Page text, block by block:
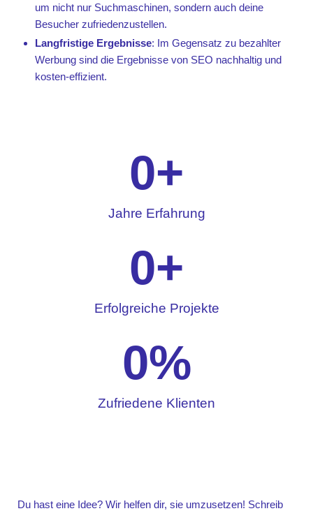
um nicht nur Suchmaschinen, sondern auch deine
Besucher zufriedenzustellen.
Langfristige Ergebnisse: Im Gegensatz zu bezahlter
Werbung sind die Ergebnisse von SEO nachhaltig und
kosten-effizient.
Jahre Erfahrung
0+
Erfolgreiche Projekte
0+
Zufriedene Klienten
0%
Du hast eine Idee? Wir helfen dir, sie umzusetzen! Schreib